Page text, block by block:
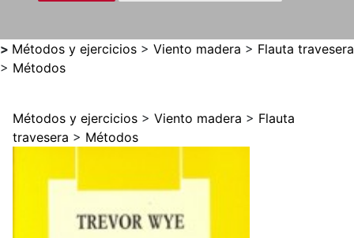
> Métodos y ejercicios > Viento madera > Flauta travesera
> Métodos
Métodos y ejercicios > Viento madera > Flauta
travesera > Métodos